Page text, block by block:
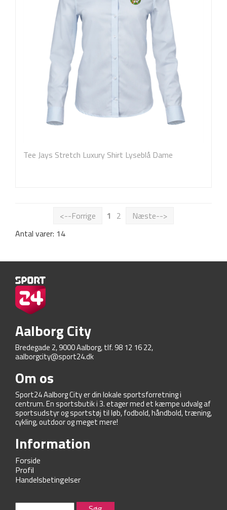
Tee Jays Stretch Luxury Shirt Lyseblå Dame
<--Forrige 1 2
Næste-->
Antal varer: 14
Aalborg City
Bredegade 2, 9000 Aalborg, tlf. 98 12 16 22,
aalborgcity@sport24.dk
Om os
Sport24 Aalborg City er din lokale sportsforretning i
centrum. En sportsbutik i 3. etager med et kæmpe udvalg af
sportsudstyr og sportstøj til løb, fodbold, håndbold, træning,
cykling, outdoor og meget mere!
Information
Forside
Profil
Handelsbetingelser